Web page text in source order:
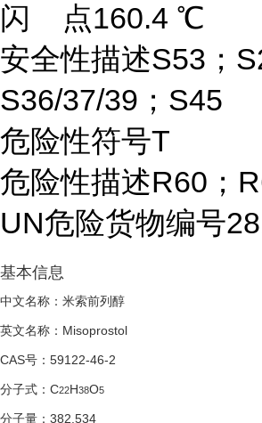
闪 点160.4 ℃
安全性描述S53；
S36/37/39；S45
危险性符号T
危险性描述R60；
UN危险货物编号
基本信息
中文名称：米索前列醇
英文名称：Misoprostol
CAS号：59122-46-2
分子式：C22H38O5
分子量：382.534